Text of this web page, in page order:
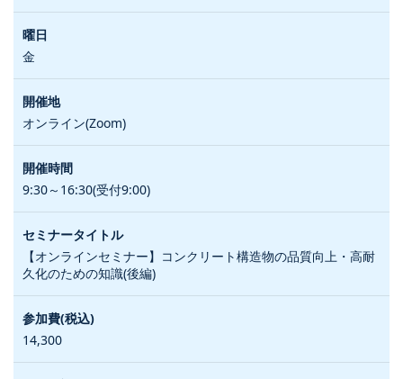
金
オンライン(Zoom)
9:30～16:30(受付9:00)
【オンラインセミナー】コンクリート構造物の品質向上・高耐
久化のための知識(後編)
14,300